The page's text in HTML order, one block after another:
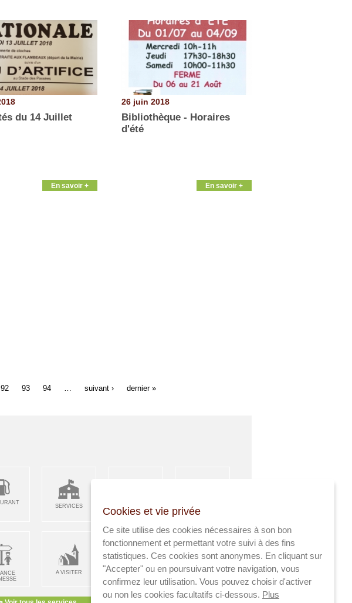
du 14 Juillet
En savoir +
26 juin 2018
Bibliothèque - Horaires
d'été
En savoir +
92 93 94 suivant › dernier »
SERVICES HÉBERGEMENT
ACTIVITÉS
SPORTIVES
A VISITER SANTÉ AGRICULTEURS
Cookies et vie privée
Ce site utilise des cookies nécessaires à son bon
fonctionnement et permettant votre suivi à des fins
statistiques. Ces cookies sont anonymes. En cliquant sur
"Accepter" ou en poursuivant votre navigation, vous
confirmez leur utilisation. Vous pouvez choisir d'activer
ou non les cookies facultatifs ci-dessous. Plus